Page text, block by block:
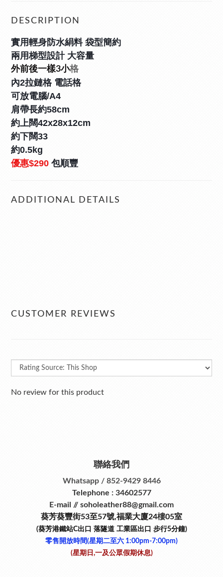
DESCRIPTION
實用輕身防水絹料 袋型簡約
兩用梯型設計 大容量
外前後一樣3小格
內2拉鏈格 電話格
可放電腦/A4
肩帶長約58cm
約上闊42x28x12cm
約下闊33
約0.5kg
優惠$290 包順豐
ADDITIONAL DETAILS
CUSTOMER REVIEWS
No review for this product
聯絡我們
Whatsapp / 852-9429 8446
Telephone : 34602577
E-mail // soholeather88@gmail.com
葵芳葵豐街53至57號,福業大廈24樓05室
(葵芳港鐵站C出口 落隧道 工業區出口 步行5分鐘)
零售開放時間(星期二至六​ 1:00pm-7:00pm)
(星期日,一及公眾假期休息)